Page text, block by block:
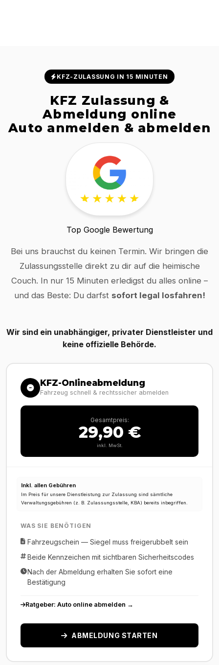
KFZ-ZULASSUNG IN 15 MINUTEN
KFZ Zulassung &
Abmeldung online
Auto anmelden & abmelden
Top Google Bewertung
Bei uns brauchst du keinen Termin. Wir bringen die
Zulassungsstelle direkt zu dir auf die heimische
Couch. In nur 15 Minuten erledigst du alles online –
und das Beste: Du darfst sofort legal losfahren!
Wir sind ein unabhängiger, privater Dienstleister und
keine offizielle Behörde.
KFZ-Onlineabmeldung
Fahrzeug schnell & rechtssicher abmelden
Gesamtpreis:
29,90 €
inkl. MwSt.
Inkl. allen Gebühren
Im Preis für unsere Dienstleistung zur Zulassung sind sämtliche
Verwaltungsgebühren (z. B. Zulassungsstelle, KBA) bereits inbegriffen.
WAS SIE BENÖTIGEN
Fahrzeugschein — Siegel muss freigerubbelt sein
Beide Kennzeichen mit sichtbaren Sicherheitscodes
Nach der Abmeldung erhalten Sie sofort eine
Bestätigung
Ratgeber: Auto online abmelden →
ABMELDUNG STARTEN